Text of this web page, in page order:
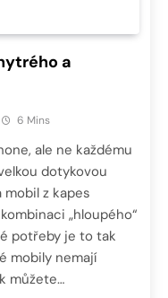
a
6 Mins
ale ne každému
dotykovou
z kapes
„hloupého“
potřeby je to tak
mobily nemají
můžete…